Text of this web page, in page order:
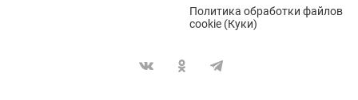
Политика обработки файлов
cookie (Куки)